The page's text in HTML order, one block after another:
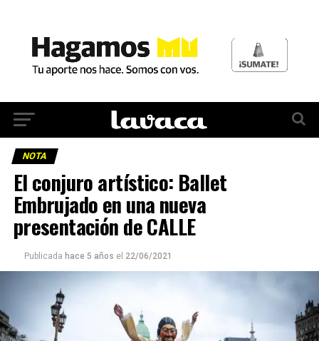
NOTA
El conjuro artístico: Ballet
Embrujado en una nueva
presentación de CALLE
Publicada hace 5 años el 22/06/2021